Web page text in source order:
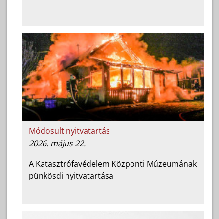
Módosult nyitvatartás
2026. május 22.
A Katasztrófavédelem Központi Múzeumának
pünkösdi nyitvatartása